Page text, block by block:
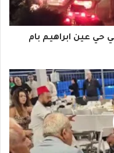
حي عين ابراهيم بام